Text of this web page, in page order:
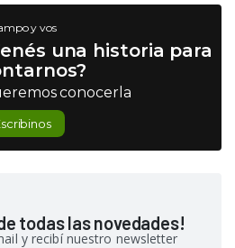
y vos
una historia para
conocerla
todas las novedades!
y recibí nuestro newsletter